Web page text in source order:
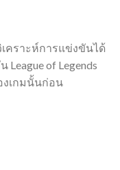
คราะห์การแข่งขันได้
of Legends
งเกมนั้นก่อน